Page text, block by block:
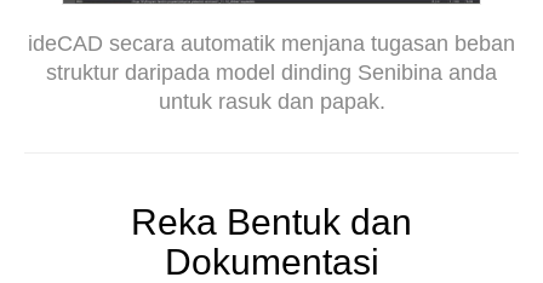
ideCAD secara automatik menjana tugasan beban
struktur daripada model dinding Senibina anda
untuk rasuk dan papak.
Reka Bentuk dan
Dokumentasi